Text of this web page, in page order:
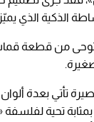
الذكية الذي يميّز
من قطعة قماش
تأتي بعدة
تحية لفلسفة